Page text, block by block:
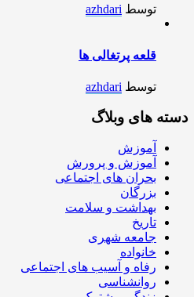
توسط azhdari
قلعه پرتغالی ها
توسط azhdari
دسته های وبلاگ
آموزش
آموزش و پرورش
بحران های اجتماعی
بزرگان
بهداشت و سلامت
تاریخ
جامعه شهری
خانواده
رفاه و آسیب های اجتماعی
روانشناسی